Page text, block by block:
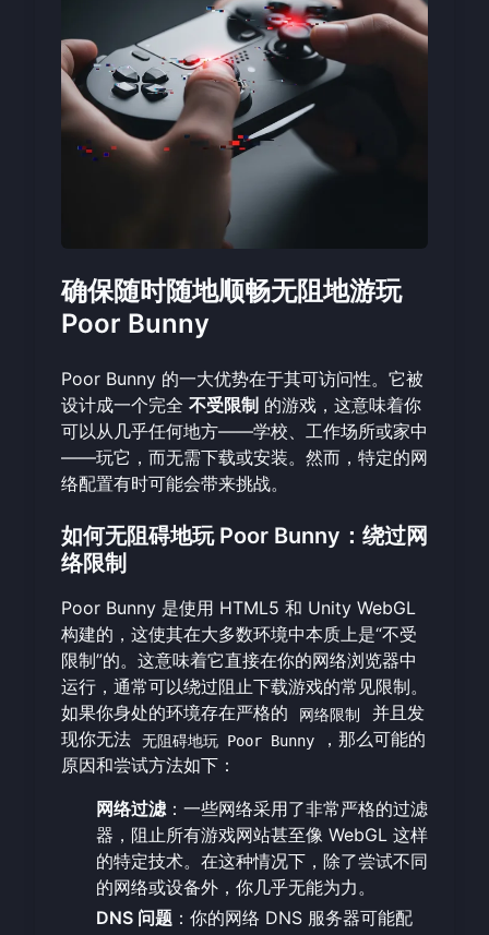
确保随时随地顺畅无阻地游玩
Poor Bunny
Poor Bunny 的一大优势在于其可访问性。它被
设计成一个完全 不受限制 的游戏，这意味着你
可以从几乎任何地方——学校、工作场所或家中
——玩它，而无需下载或安装。然而，特定的网
络配置有时可能会带来挑战。
如何无阻碍地玩 Poor Bunny：绕过网
络限制
Poor Bunny 是使用 HTML5 和 Unity WebGL
构建的，这使其在大多数环境中本质上是“不受
限制”的。这意味着它直接在你的网络浏览器中
运行，通常可以绕过阻止下载游戏的常见限制。
如果你身处的环境存在严格的
网络限制
并且发
现你无法
无阻碍地玩 Poor Bunny
，那么可能的
原因和尝试方法如下：
网络过滤：一些网络采用了非常严格的过滤
器，阻止所有游戏网站甚至像 WebGL 这样
的特定技术。在这种情况下，除了尝试不同
的网络或设备外，你几乎无能为力。
DNS 问题 ：你的网络 DNS 服务器可能配